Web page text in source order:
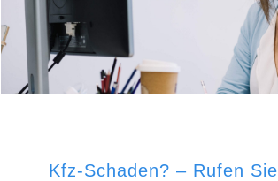
Kfz-Schaden? – Rufen